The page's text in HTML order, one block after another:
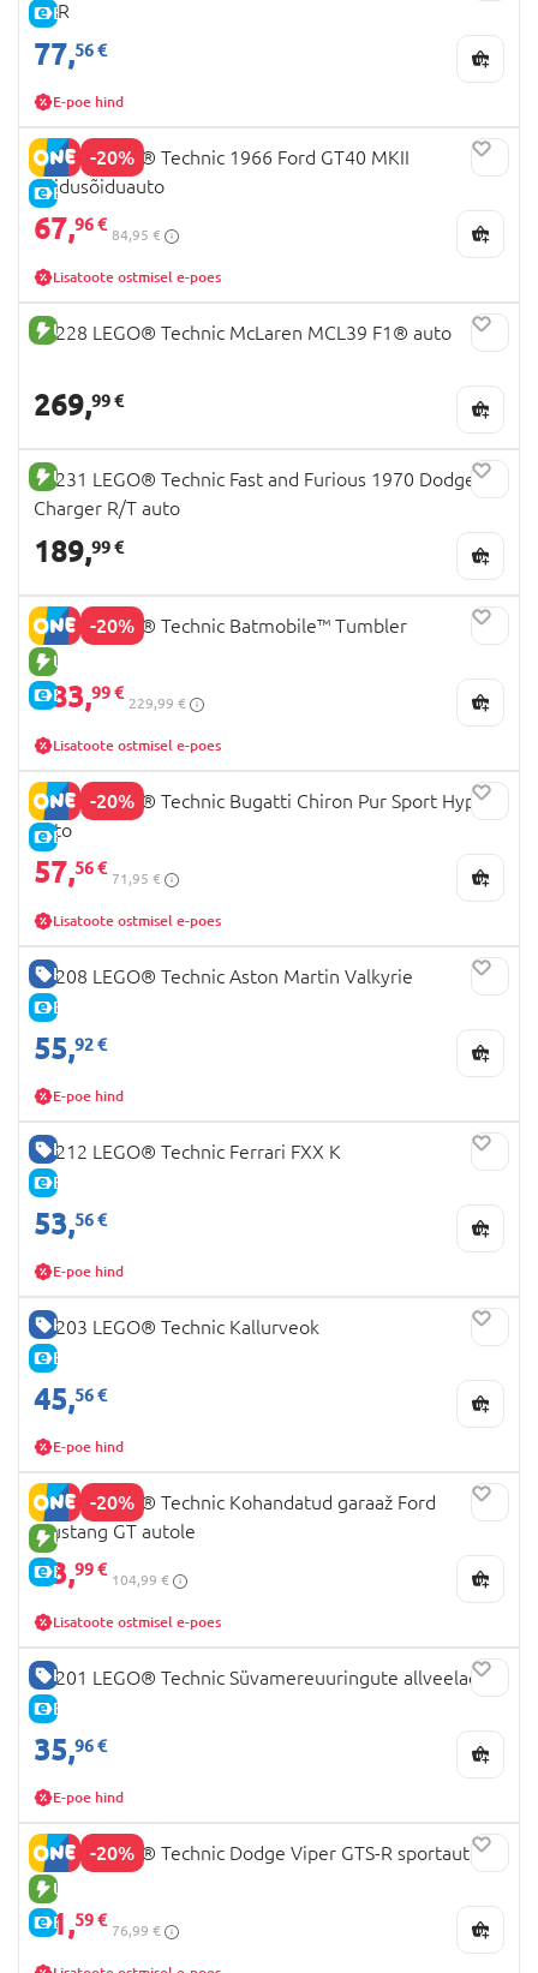
E-HIND
H2R
77,56 €
E-poe hind
-20%
E-HIND
42223 LEGO® Technic 1966 Ford GT40 MKII
võidusõiduauto
67,96 €
84,95 €
Lisatoote ostmisel e-poes
UUS TOODE
42228 LEGO® Technic McLaren MCL39 F1® auto
269,99 €
UUS TOODE
42231 LEGO® Technic Fast and Furious 1970 Dodge
Charger R/T auto
189,99 €
-20%
UUS TOODE
E-HIND
42239 LEGO® Technic Batmobile™ Tumbler
183,99 €
229,99 €
Lisatoote ostmisel e-poes
-20%
E-HIND
42222 LEGO® Technic Bugatti Chiron Pur Sport Hyper
auto
57,56 €
71,95 €
Lisatoote ostmisel e-poes
HEA HIND
E-HIND
42208 LEGO® Technic Aston Martin Valkyrie
55,92 €
E-poe hind
HEA HIND
E-HIND
42212 LEGO® Technic Ferrari FXX K
53,56 €
E-poe hind
HEA HIND
E-HIND
42203 LEGO® Technic Kallurveok
45,56 €
E-poe hind
-20%
UUS TOODE
E-HIND
42236 LEGO® Technic Kohandatud garaaž Ford
Mustang GT autole
83,99 €
104,99 €
Lisatoote ostmisel e-poes
HEA HIND
E-HIND
42201 LEGO® Technic Süvamereuuringute allveelaev
35,96 €
E-poe hind
-20%
UUS TOODE
E-HIND
42234 LEGO® Technic Dodge Viper GTS-R sportauto
61,59 €
76,99 €